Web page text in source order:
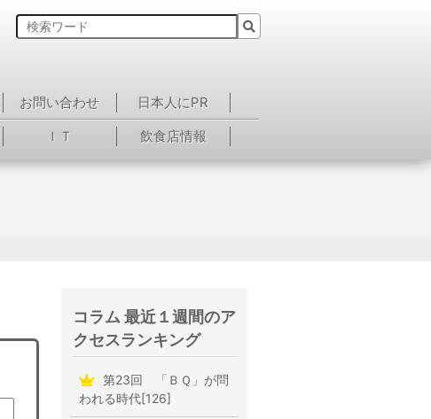
お問い合わせ
日本人にPR
ＩＴ 飲食店情報
コラム 最近１週間のア
クセスランキング
第23回 「ＢＱ」が問
われる時代[126]